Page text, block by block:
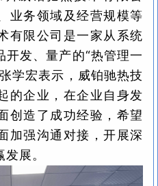
业务领域及经营规模等
有限公司是一家从系统
发、量产的“热管理一
学宏表示，威铂驰热技
的企业，在企业自身发
创造了成功经验，希望
加强沟通对接，开展深
展。